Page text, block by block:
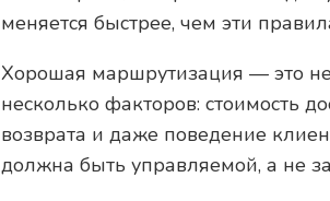
меняется быстрее, чем эти
Хорошая маршрутизация — это не
несколько факторов: стоимость
возврата и даже поведение
должна быть управляемой, а не